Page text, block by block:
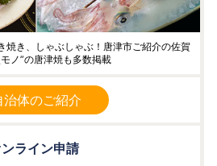
焼き、しゃぶしゃぶ！唐津市ご紹介の佐賀
ノ”の唐津焼も多数掲載
治体のご紹介
ライン申請